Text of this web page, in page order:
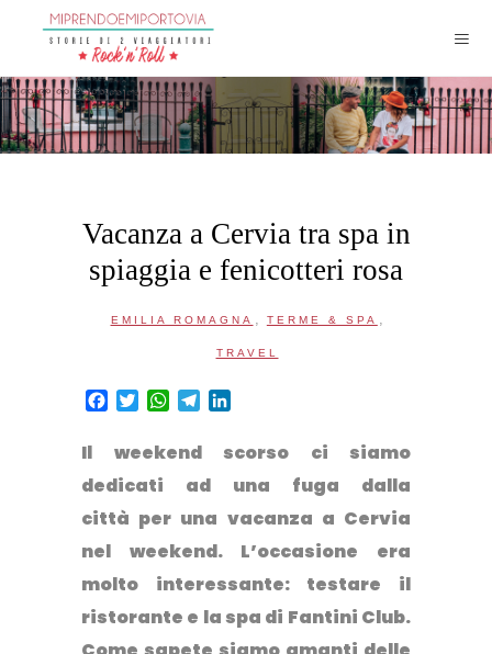
Vacanza a Cervia tra spa in
spiaggia e fenicotteri rosa
EMILIA ROMAGNA , TERME & SPA ,
TRAVEL
Facebook
TwitterWhatsApp
Telegram
Il weekend scorso ci siamo
dedicati ad una fuga dalla
città per una vacanza a Cervia
nel weekend. L’occasione era
molto interessante: testare il
ristorante e la spa di Fantini Club.